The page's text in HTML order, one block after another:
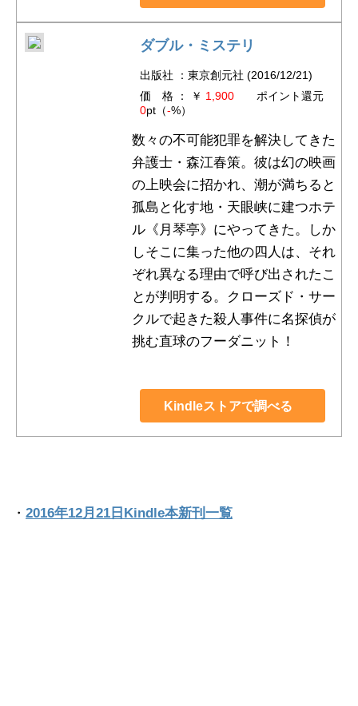
ダブル・ミステリ
出版社 ：東京創元社 (2016/12/21)
価 格 ： ￥ 1,900ポイント還元
0pt（-%）
数々の不可能犯罪を解決してきた
弁護士・森江春策。彼は幻の映画
の上映会に招かれ、潮が満ちると
孤島と化す地・天眼峡に建つホテ
ル《月琴亭》にやってきた。しか
しそこに集った他の四人は、それ
ぞれ異なる理由で呼び出されたこ
とが判明する。クローズド・サー
クルで起きた殺人事件に名探偵が
挑む直球のフーダニット！
Kindleストアで調べる
・ 2016年12月21日Kindle本新刊一覧